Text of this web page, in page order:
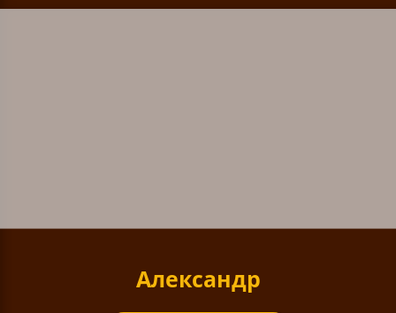
Александр